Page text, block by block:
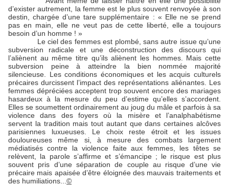
d’exister autrement, la femme est le plus souvent renvoyée à son
destin, chargée d’une tare supplémentaire : « Elle ne se prend
pas en main, elle ne veut pas de cette liberté, elle a toujours
besoin d’un homme ! »
Le ciel des femmes est plombé, sans autre issue qu’une
subversion radicale et une déconstruction des discours qui
l’aliènent au même titre qu’ils aliènent les hommes. Mais cette
subversion peine à atteindre la bien nommée majorité
silencieuse. Les conditions économiques et les acquis culturels
précaires durcissent l’impact des représentations aliénantes. Les
femmes dépréciées acceptent trop souvent encore des mariages
hasardeux à la mesure du peu d’estime qu’elles s’accordent.
Elles se soumettent ordinairement au joug du mâle et parfois à sa
violence dans des foyers où la misère et l’analphabétisme
servent la tradition mais tout autant que dans certaines alcôves
parisiennes luxueuses. Le choix reste étroit et les issues
douloureuses même si, à mesure des combats largement
médiatisés contre la violence faite aux femmes, les têtes se
relèvent, la parole s’affirme et s’émancipe ; le risque est plus
souvent pris d’une séparation de couple au risque d’une vie
précaire mais apaisée d’être éloignée des mauvais traitements et
des humiliations... ©